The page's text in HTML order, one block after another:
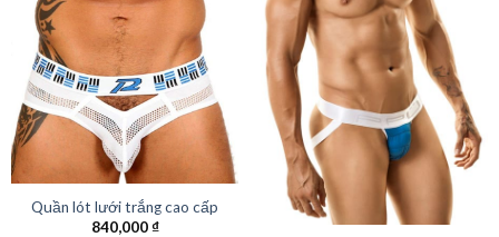
Quần lót lưới trắng cao cấp
840,000₫